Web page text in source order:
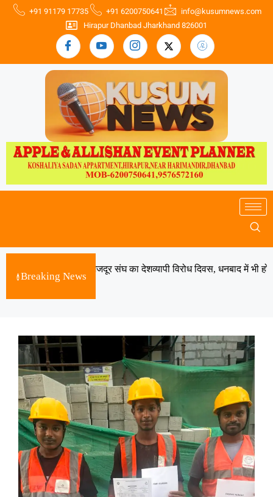
+91 91179 17735 +91 6200750641
info@kusumnews.com
Hirapur Dhanbad Jharkhand 826001
Breaking News
17 अगस्त को भारतीय मजदूर संघ का देशव्यापी विरोध दिवस, धनबाद में भी होगा
August 8, 2026